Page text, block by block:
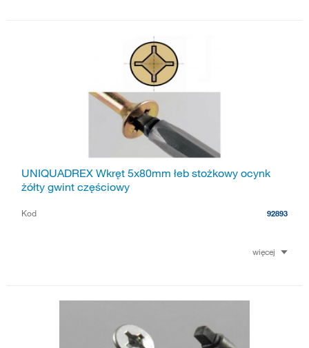
UNIQUADREX Wkręt 5x80mm łeb stożkowy ocynk
żółty gwint częściowy
Kod 92893
więcej